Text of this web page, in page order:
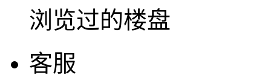
浏览过的楼盘
客服